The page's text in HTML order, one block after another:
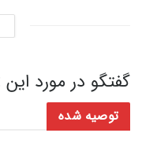
گفتگو در مورد این post
توصیه شده